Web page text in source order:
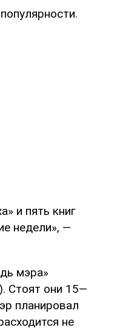
и пять книг
недели», —
мэра»
Стоят они 15—
планировал
не